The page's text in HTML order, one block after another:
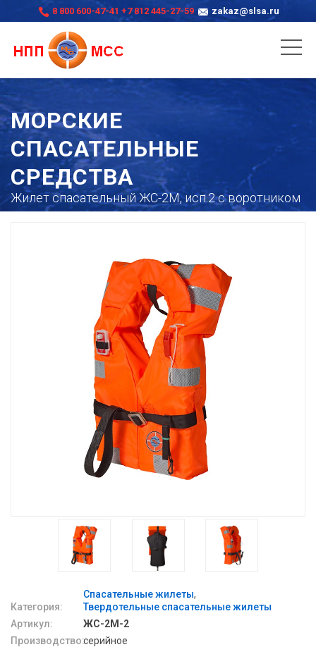
8 800 600-47-41 +7 812 445-27-59 zakaz@slsa.ru
МОРСКИЕ
СПАСАТЕЛЬНЫЕ
СРЕДСТВА
Жилет спасательный ЖС-2М, исп.2 с воротником
Категория:
Спасательные жилеты
Твердотельные спасательные жилеты
Артикул:
ЖС-2М-2
Производство:серийное